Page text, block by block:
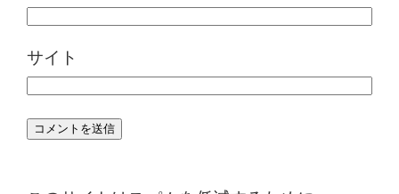
サイト